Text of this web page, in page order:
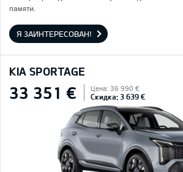
памяти.
Я ЗАИНТЕРЕСОВАН!
KIA SPORTAGE
33 351 € Цена: 36 990 €
Скидка: 3 639 €